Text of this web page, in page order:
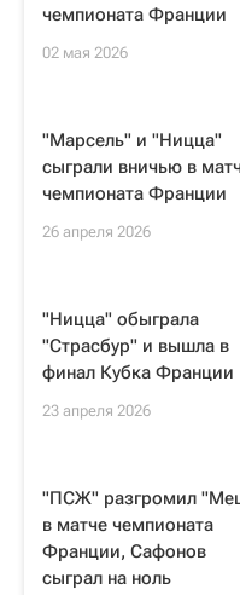
чемпионата Франции
02 мая 2026
"Марсель" и "Ницца"
сыграли вничью в
чемпионата Франции
26 апреля 2026
"Ницца" обыграла
"Страсбур" и вышла в
финал Кубка Франции
23 апреля 2026
"ПСЖ" разгромил
в матче чемпионата
Франции, Сафонов
сыграл на ноль